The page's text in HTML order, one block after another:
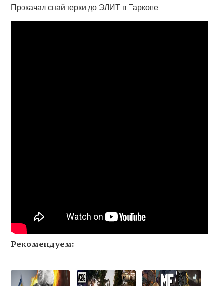
Прокачал снайперки до ЭЛИТ в Таркове
Рекомендуем: